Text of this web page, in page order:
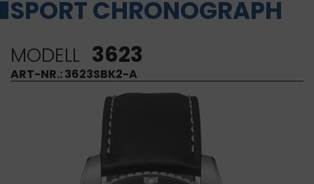
SPORT CHRONOGRAPH
MODELL 3623
ART-NR.: 3623SBK2-A